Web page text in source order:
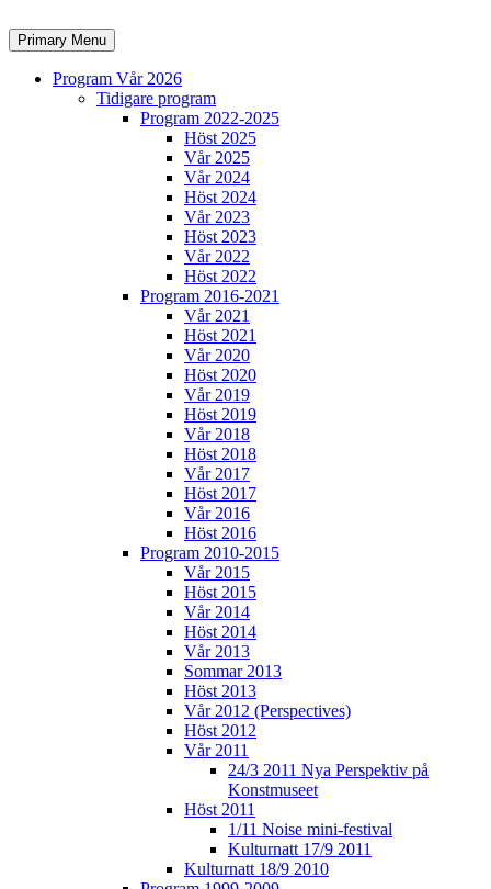
to
content
Search
Primary Menu
Program Vår 2026
Tidigare program
Program 2022-2025
Höst 2025
Vår 2025
Vår 2024
Höst 2024
Vår 2023
Höst 2023
Vår 2022
Höst 2022
Program 2016-2021
Vår 2021
Höst 2021
Vår 2020
Höst 2020
Vår 2019
Höst 2019
Vår 2018
Höst 2018
Vår 2017
Höst 2017
Vår 2016
Höst 2016
Program 2010-2015
Vår 2015
Höst 2015
Vår 2014
Höst 2014
Vår 2013
Sommar 2013
Höst 2013
Vår 2012 (Perspectives)
Höst 2012
Vår 2011
24/3 2011 Nya Perspektiv på
Konstmuseet
Höst 2011
1/11 Noise mini-festival
Kulturnatt 17/9 2011
Kulturnatt 18/9 2010